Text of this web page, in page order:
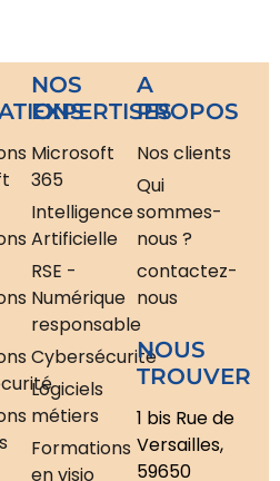
NOS
EXPERTISES
Microsoft
365
Intelligence
Artificielle
RSE -
Numérique
responsable
Cybersécurité
Logiciels
métiers
Formations
en visio
A
PROPOS
Nos clients
Qui
sommes-
nous ?
contactez-
nous
NOUS
TROUVER
1 bis Rue de
Versailles,
59650